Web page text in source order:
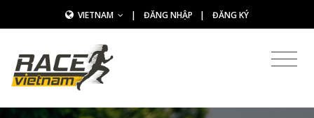
VIETNAM | ĐĂNG NHẬP | ĐĂNG KÝ